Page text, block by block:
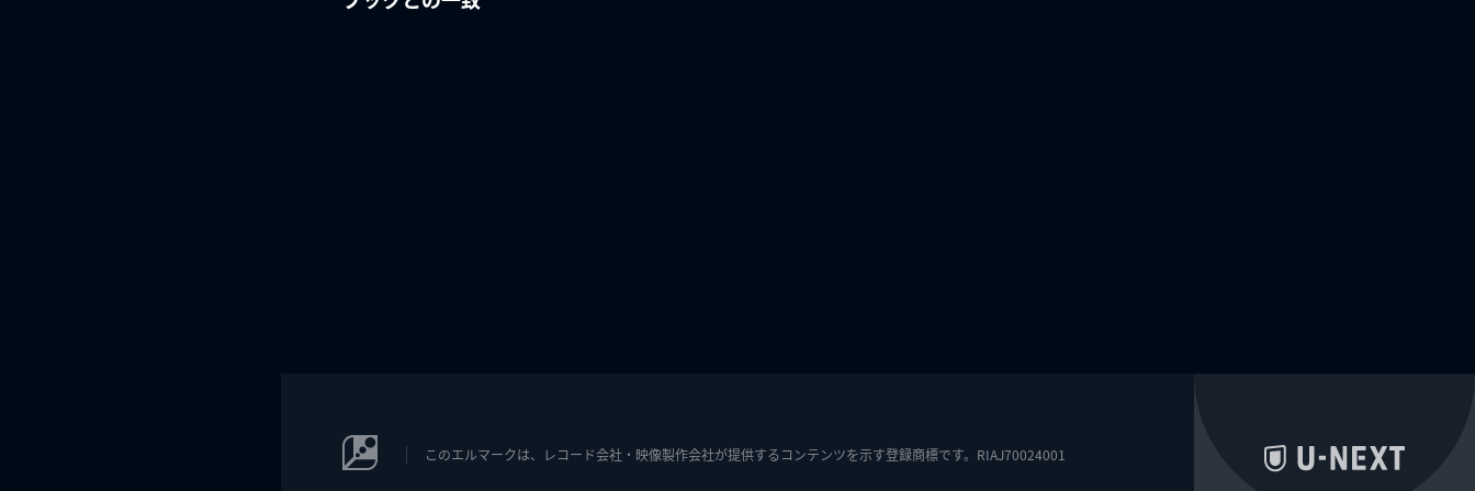
このエルマークは、レコード会社・映像製作会社が提供するコンテンツを示す登録商標です。RIAJ70024001